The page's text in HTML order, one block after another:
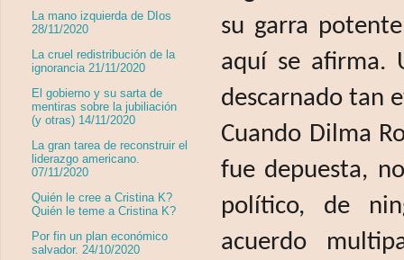
su garra
aquí se afirma.
descarnado tan
Cuando Dilma
fue depuesta,
político, de
acuerdo
La mano izquierda de DIos
28/11/2020
La cruel redistribución de la
ignorancia 21/11/2020
El gobierno y su sarta de
mentiras sobre la jubiliación
(y otras) 14/11/2020
La gran tarea de reconstruir el
liderazgo americano.
07/11/2020
Quién le cree a Cristina K?
Quién le teme a Cristina K?
Por fin un plan económico
salvador. 24/10/2020